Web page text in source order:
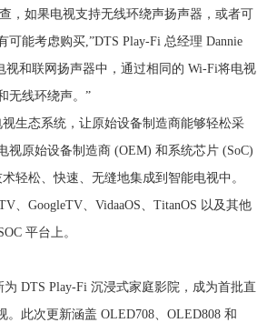
如果电视支持无线环绕声扬声器，或者可
能考虑购买,”DTS Play-Fi 总经理 Dannie
视和联网扬声器中，通过相同的 Wi-Fi将电视
无线环绕声。”
态系统，让原始设备制造商能够轻松采
视原始设备制造商 (OEM) 和系统芯片 (SoC)
轻松、快速、无缝地集成到智能电视中。
、GoogleTV、VidaaOS、TitanOS 以及其他
平台上。
DTS Play-Fi 沉浸式家庭影院，成为首批直
此次更新涵盖 OLED708、OLED808 和